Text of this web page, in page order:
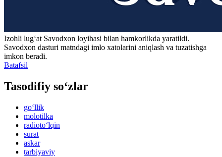
Izohli lugʻat Savodxon loyihasi bilan hamkorlikda yaratildi.
Savodxon dasturi matndagi imlo xatolarini aniqlash va tuzatishga
imkon beradi.
Batafsil
Tasodifiy so‘zlar
go‘llik
molotilka
radioto‘lqin
surat
askar
tarbiyaviy